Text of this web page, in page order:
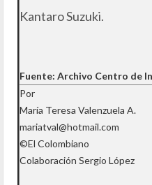
Kantaro Suzuki.
Fuente: Archivo Centro de
Por
María Teresa Valenzuela A.
mariatval@hotmail.com
©El Colombiano
Colaboración Sergio López